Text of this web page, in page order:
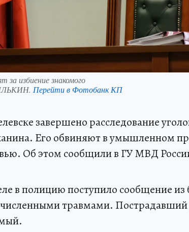
за избиение знакомого
Перейти в Фотобанк КП
завершено расследование
Его обвиняют в умышленном
Об этом сообщили в ГУ МВД
в полицию поступило сообщение
травмами. Пострадавший